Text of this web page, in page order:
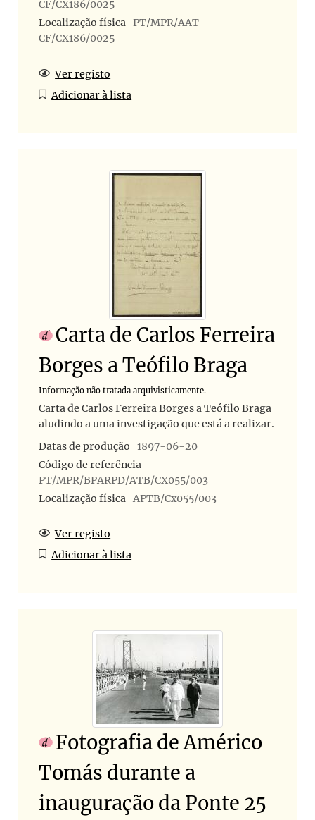
CF/CX186/0025
Localização física PT/MPR/AAT-
CF/CX186/0025
Ver registo
Adicionar à lista
Carta de Carlos Ferreira
Borges a Teófilo Braga
Informação não tratada arquivisticamente.
Carta de Carlos Ferreira Borges a Teófilo Braga
aludindo a uma investigação que está a realizar.
Datas de produção
1897-06-20
Código de referência
PT/MPR/BPARPD/ATB/CX055/003
Localização física APTB/Cx055/003
Ver registo
Adicionar à lista
Fotografia de Américo
Tomás durante a
inauguração da Ponte 25